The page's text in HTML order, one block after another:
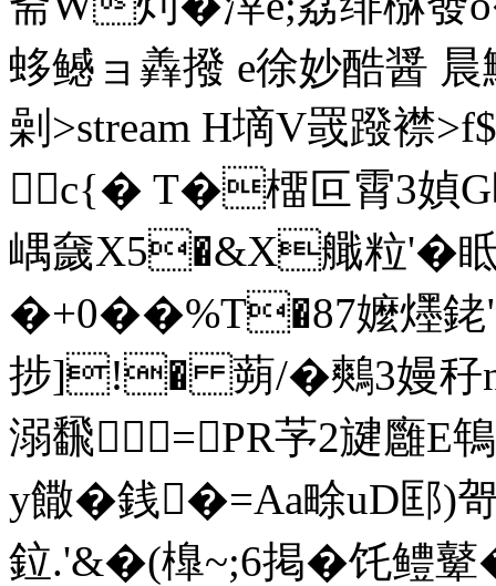
蛥鳡ョ羴撥 e徐妙酷醤 晨
劋 >stream H墑V罭蹳 襟
c{� T�橊叵霄3媜
嵎奯Χ5�&X艥粒'�
�+0� �%T�87嬤爅銠
捗]!� 蒴/�鷞3嫚秄
溺飜=PR芧2旔廱E
y饊�銭�=Aa畭uD
鉝.'&�(橰~;6掲�饦 鳢